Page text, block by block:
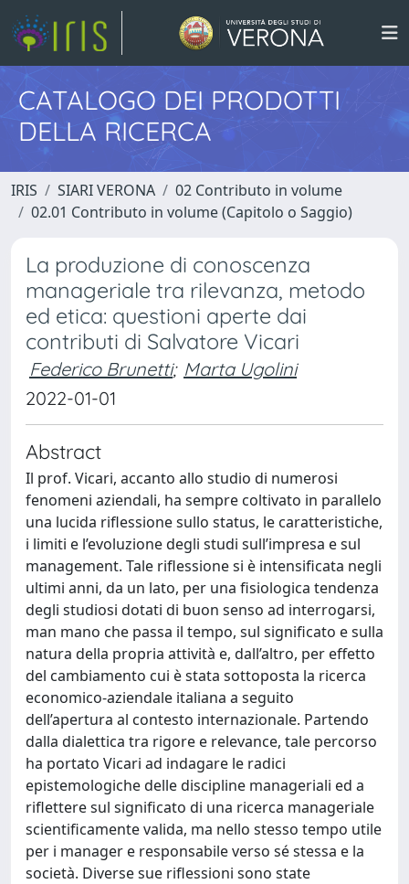
CATALOGO DEI PRODOTTI
DELLA RICERCA
IRIS SIARI VERONA
02 Contributo in volume
02.01 Contributo in volume (Capitolo o Saggio)
La produzione di conoscenza
manageriale tra rilevanza, metodo
ed etica: questioni aperte dai
contributi di Salvatore Vicari
Federico Brunetti; Marta Ugolini
2022-01-01
Abstract
Il prof. Vicari, accanto allo studio di numerosi
fenomeni aziendali, ha sempre coltivato in parallelo
una lucida riflessione sullo status, le caratteristiche,
i limiti e l’evoluzione degli studi sull’impresa e sul
management. Tale riflessione si è intensificata negli
ultimi anni, da un lato, per una fisiologica tendenza
degli studiosi dotati di buon senso ad interrogarsi,
man mano che passa il tempo, sul significato e sulla
natura della propria attività e, dall’altro, per effetto
del cambiamento cui è stata sottoposta la ricerca
economico-aziendale italiana a seguito
dell’apertura al contesto internazionale. Partendo
dalla dialettica tra rigore e relevance, tale percorso
ha portato Vicari ad indagare le radici
epistemologiche delle discipline manageriali ed a
riflettere sul significato di una ricerca manageriale
scientificamente valida, ma nello stesso tempo utile
per i manager e responsabile verso sé stessa e la
società. Diverse sue riflessioni sono state